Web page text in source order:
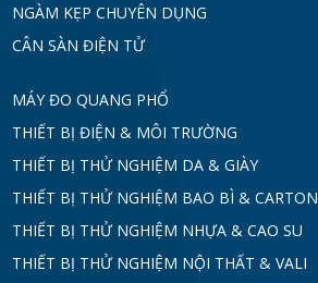
NGÀM KẸP CHUYÊN DỤNG
CÂN SÀN ĐIỆN TỬ
MÁY ĐO QUANG PHỔ
THIẾT BỊ ĐIỆN & MÔI TRƯỜNG
THIẾT BỊ THỬ NGHIỆM DA & GIÀY
THIẾT BỊ THỬ NGHIỆM BAO BÌ & CARTON
THIẾT BỊ THỬ NGHIỆM NHỰA & CAO SU
THIẾT BỊ THỬ NGHIỆM NỘI THẤT & VALI